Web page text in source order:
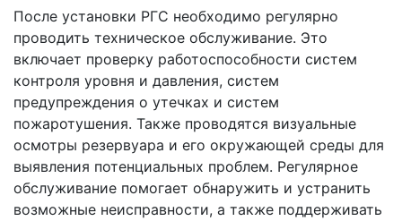
После установки РГС необходимо регулярно
проводить техническое обслуживание. Это
включает проверку работоспособности систем
контроля уровня и давления, систем
предупреждения о утечках и систем
пожаротушения. Также проводятся визуальные
осмотры резервуара и его окружающей среды для
выявления потенциальных проблем. Регулярное
обслуживание помогает обнаружить и устранить
возможные неисправности, а также поддерживать